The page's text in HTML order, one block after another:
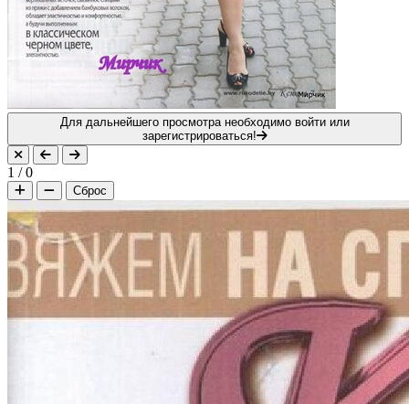
Для дальнейшего просмотра необходимо войти или
зарегистрироваться!
1 /0
Сброс